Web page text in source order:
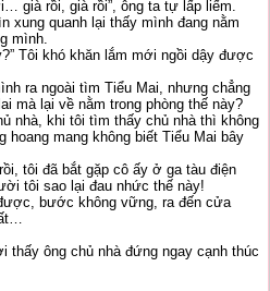
già rồi, già rồi”, ông ta tự lấp liếm.
xung quanh lại thấy mình đang nằm
mình.
Tôi khó khăn lắm mới ngồi dậy được
ra ngoài tìm Tiểu Mai, nhưng chẳng
mà lại về nằm trong phòng thế này?
nhà, khi tôi tìm thấy chủ nhà thì không
hoang mang không biết Tiểu Mai bây
tôi đã bắt gặp cô ấy ở ga tàu điện
tôi sao lại đau nhức thế này!
bước không vững, ra đến cửa
thấy ông chủ nhà đứng ngay cạnh thúc